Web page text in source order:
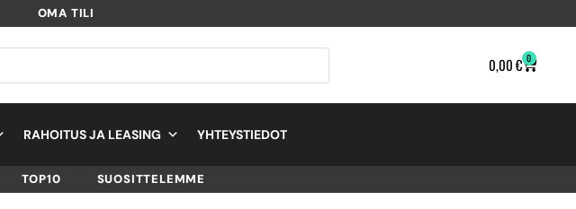
OMA TILI
0,00€ 0
RAHOITUS JA LEASING YHTEYSTIEDOT
TOP10 SUOSITTELEMME